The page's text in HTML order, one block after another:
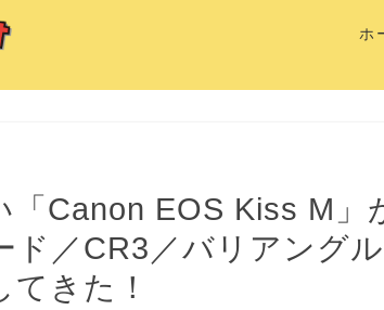
ホ
「Canon EOS Kiss M」
ド／CR3／バリアング
てきた！